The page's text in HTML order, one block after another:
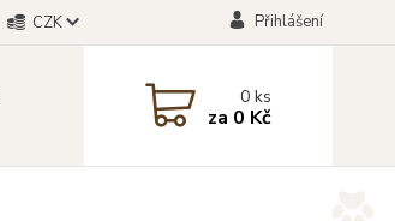
CZK Přihlášení
0ks
za 0 Kč